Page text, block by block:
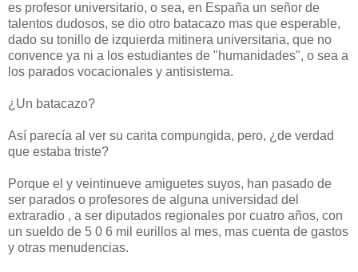
es profesor universitario, o sea, en España un señor de
talentos dudosos, se dio otro batacazo mas que esperable,
dado su tonillo de izquierda mitinera universitaria, que no
convence ya ni a los estudiantes de "humanidades", o sea a
los parados vocacionales y antisistema.
¿Un batacazo?
Así parecía al ver su carita compungida, pero, ¿de verdad
que estaba triste?
Porque el y veintinueve amiguetes suyos, han pasado de
ser parados o profesores de alguna universidad del
extraradio , a ser diputados regionales por cuatro años, con
un sueldo de 5 0 6 mil eurillos al mes, mas cuenta de gastos
y otras menudencias.